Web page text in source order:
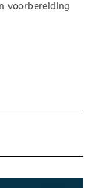
voorbereiding